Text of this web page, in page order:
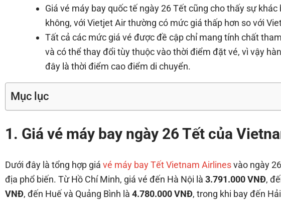
Giá vé máy bay quốc tế ngày 26 Tết cũng cho thấy sự
không, với Vietjet Air thường có mức giá thấp hơn so với
Tất cả các mức giá vé được đề cập chỉ mang tính chất
và có thể thay đổi tùy thuộc vào thời điểm đặt vé, vì vậy
đây là thời điểm cao điểm di chuyển.
Mục lục
1. Giá vé máy bay ngày 26 Tết của
Dưới đây là tổng hợp giá vé máy bay Tết Vietnam Airlinesvào ngày
địa phổ biến. Từ Hồ Chí Minh, giá vé đến Hà Nội là 3.791.000 VNĐ,
VNĐ, đến Huế và Quảng Bình là 4.780.000 VNĐ, trong khi bay đến